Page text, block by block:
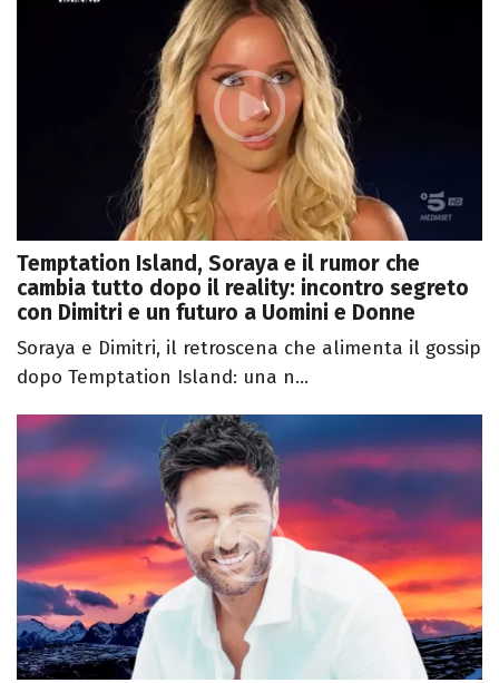
Temptation Island, Soraya e il rumor che
cambia tutto dopo il reality: incontro segreto
con Dimitri e un futuro a Uomini e Donne
Soraya e Dimitri, il retroscena che alimenta il gossip
dopo Temptation Island: una n...